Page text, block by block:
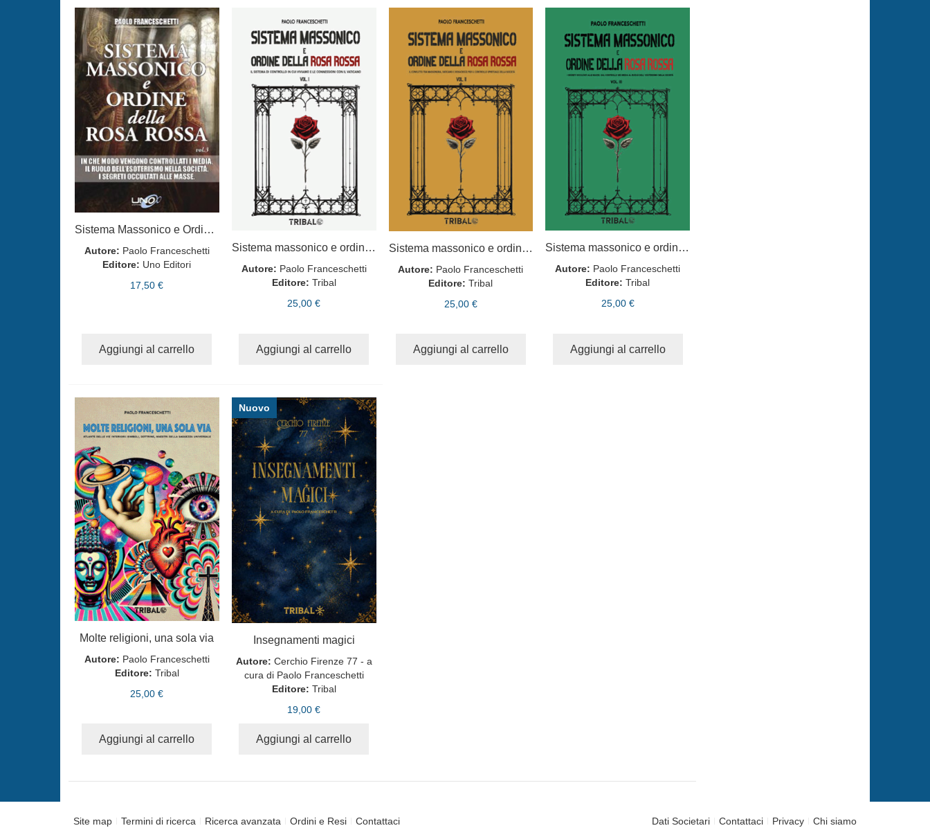
Sistema Massonico e Ordine della Rosa Rossa - Vol.3
Autore: Paolo Franceschetti
Editore: Uno Editori
17,50 €
Aggiungi al carrello
Sistema massonico e ordine della Rosa Rossa vol. 1
Autore: Paolo Franceschetti
Editore: Tribal
25,00 €
Aggiungi al carrello
Sistema massonico e ordine della Rosa Rossa vol. 2
Autore: Paolo Franceschetti
Editore: Tribal
25,00 €
Aggiungi al carrello
Sistema massonico e ordine della Rosa Rossa vol. 3
Autore: Paolo Franceschetti
Editore: Tribal
25,00 €
Aggiungi al carrello
Molte religioni, una sola via
Autore: Paolo Franceschetti
Editore: Tribal
25,00 €
Aggiungi al carrello
Nuovo
Insegnamenti magici
Autore: Cerchio Firenze 77 - a
cura di Paolo Franceschetti
Editore: Tribal
19,00 €
Aggiungi al carrello
Site map Termini di ricerca Ricerca avanzata Ordini e Resi Contattaci Dati Societari Contattaci Privacy Chi siamo